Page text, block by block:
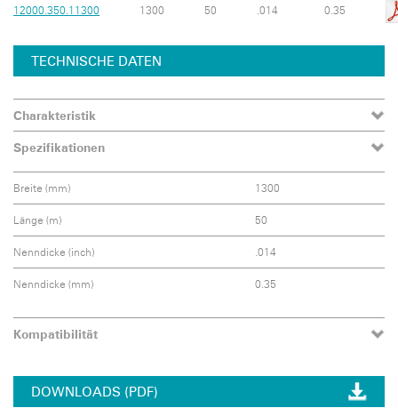
12000.350.11300 1300 50 .014 0.35
TECHNISCHE DATEN
Charakteristik
Spezifikationen
Breite (mm) 1300
Länge (m) 50
Nenndicke (inch) .014
Nenndicke (mm) 0.35
Kompatibilität
DOWNLOADS (PDF)